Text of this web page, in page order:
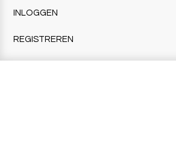
INLOGGEN
REGISTREREN